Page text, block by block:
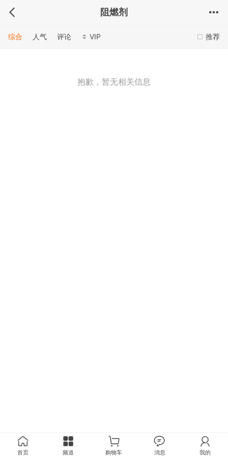
阻燃剂
推荐
综合 人气 评论 VIP
抱歉，暂无相关信息
首页 频道 购物车 消息 我的